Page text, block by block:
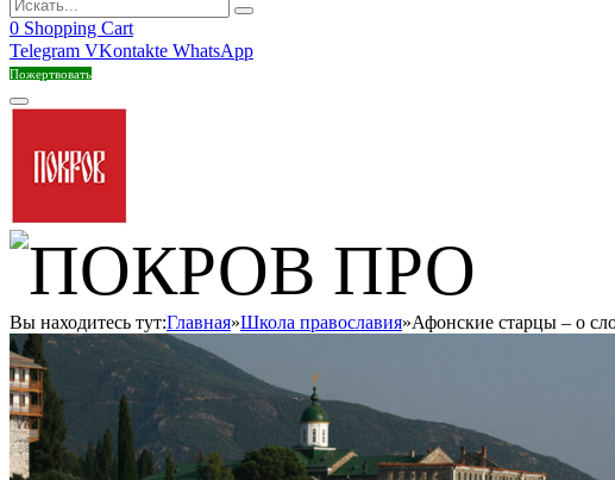
0 Shopping Cart
Telegram VKontakte WhatsApp
Пожертвовать
Вы находитесь тут:Главная»Школа православия»Афонские старцы – о